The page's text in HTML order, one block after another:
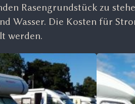
Rasengrundstück zu
Wasser. Die Kosten für
werden.